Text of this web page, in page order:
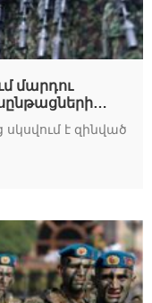
մարդու
է զինված